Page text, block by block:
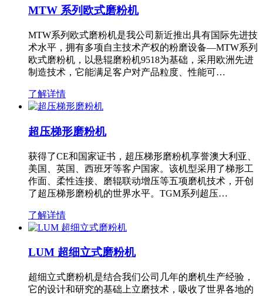
MTW 系列欧式磨粉机
MTW系列欧式磨粉机是我公司新近推出具有国际先进技
术水平，拥有多项自主技术产权的粉磨设备—MTW系列
欧式磨粉机，以悬辊磨粉机9518为基础，采用欧洲先进
制造技术，它能满足客户对产品粒度、性能可…
了解详情
超压梯形磨粉机
获得了CE和国家证书，超压梯形磨粉机享誉澳大利亚、
美国、英国、西班牙等客户国家。该机型采用了梯形工
作面、柔性连接、磨辊联动增压等五项磨机技术，开创
了超压梯形磨粉机的世界水平。TGM系列超压…
了解详情
LUM 超细立式磨粉机
超细立式磨粉机是结合我们公司几年的磨机生产经验，
它的设计和研究的基础上立磨技术，吸收了世界各地的